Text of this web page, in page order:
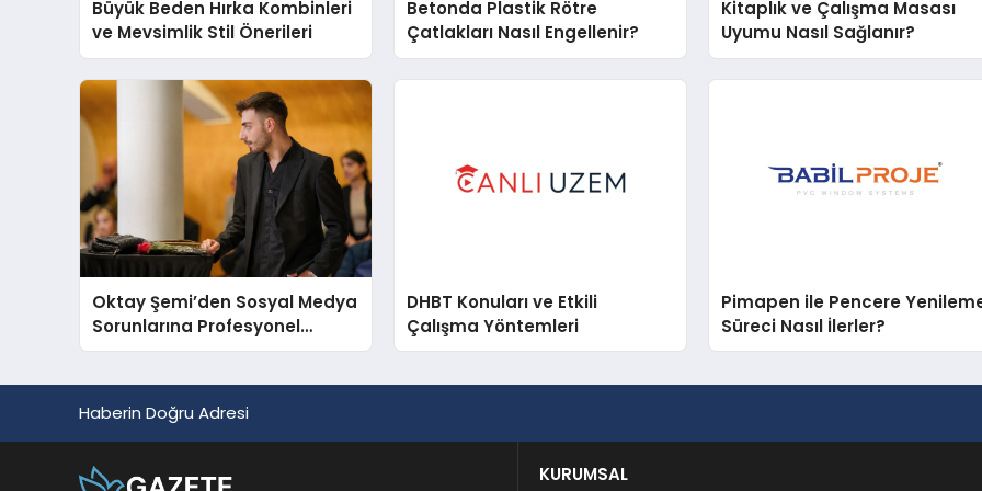
Büyük Beden Hırka Kombinleri
ve Mevsimlik Stil Önerileri
Betonda Plastik Rötre
Çatlakları Nasıl Engellenir?
Kitaplık ve Çalışma Masası
Uyumu Nasıl Sağlanır?
Oktay Şemi’den Sosyal Medya
Sorunlarına Profesyonel
Müdahale ve Hızlı Çözüm
DHBT Konuları ve Etkili
Çalışma Yöntemleri
Pimapen ile Pencere
Süreci Nasıl İlerler?
Haberin Doğru Adresi
KURUMSAL